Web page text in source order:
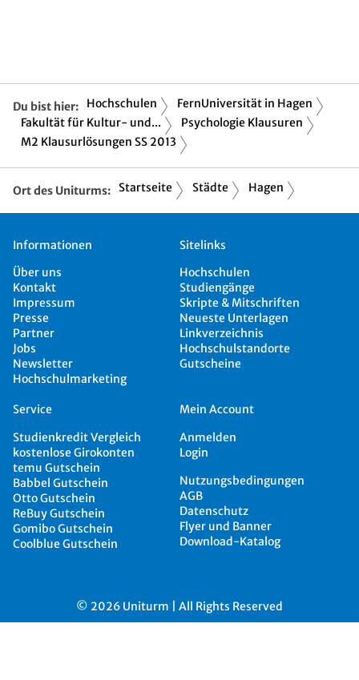
Du bist hier: Hochschulen
FernUniversität in Hagen
Fakultät für Kultur- und...
Psychologie Klausuren
M2 Klausurlösungen SS 2013
Ort des Uniturms: Startseite Städte Hagen
Informationen
Über uns
Kontakt
Impressum
Presse
Partner
Jobs
Newsletter
Hochschulmarketing
Sitelinks
Hochschulen
Studiengänge
Skripte & Mitschriften
Neueste Unterlagen
Linkverzeichnis
Hochschulstandorte
Gutscheine
Service
Studienkredit Vergleich
kostenlose Girokonten
temu Gutschein
Babbel Gutschein
Otto Gutschein
ReBuy Gutschein
Gomibo Gutschein
Coolblue Gutschein
Mein Account
Anmelden
Login
Nutzungsbedingungen
AGB
Datenschutz
Flyer und Banner
Download-Katalog
© 2026 Uniturm | All Rights Reserved